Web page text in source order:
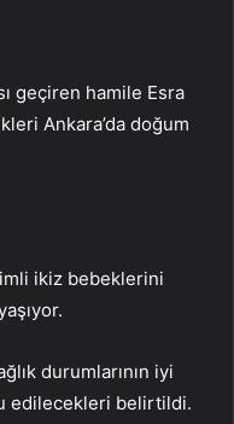
geçiren hamile Esra
Ankara’da doğum
ikiz bebeklerini
durumlarının iyi
edilecekleri belirtildi.